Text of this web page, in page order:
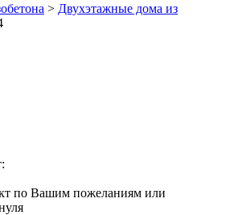
> Двухэтажные дома из
по Вашим пожеланиям или